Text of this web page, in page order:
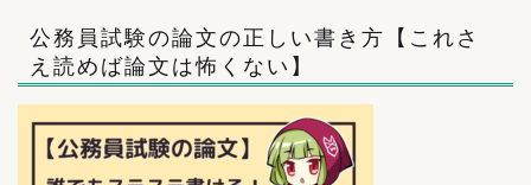
公務員試験の論文の正しい書き方【これさ
え読めば論文は怖くない】